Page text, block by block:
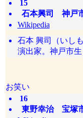
15
石本興司 神戸
Wikipedia
石本 興司（いし
演出家。神戸市生
お笑い
16
東野幸治 宝塚